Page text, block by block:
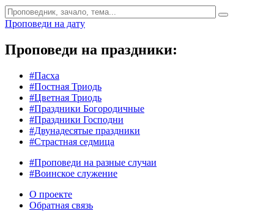
Проповеди на дату
Проповеди на праздники:
#Пасха
#Постная Триодь
#Цветная Триодь
#Праздники Богородичные
#Праздники Господни
#Двунадесятые праздники
#Страстная седмица
#Проповеди на разные случаи
#Воинское служение
О проекте
Обратная связь